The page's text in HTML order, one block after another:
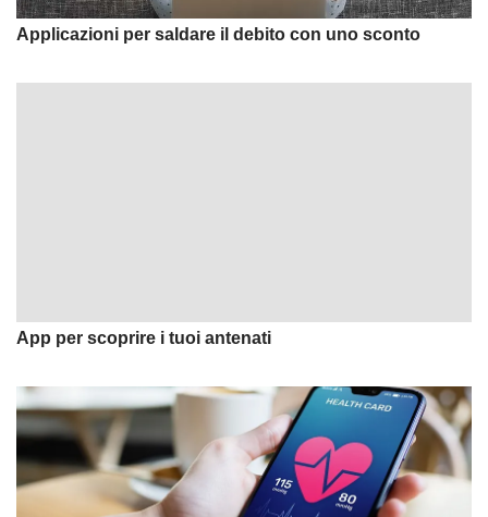
Applicazioni per saldare il debito con uno sconto
App per scoprire i tuoi antenati